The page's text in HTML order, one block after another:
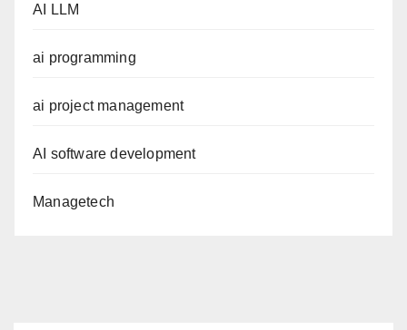
AI LLM
ai programming
ai project management
AI software development
Managetech